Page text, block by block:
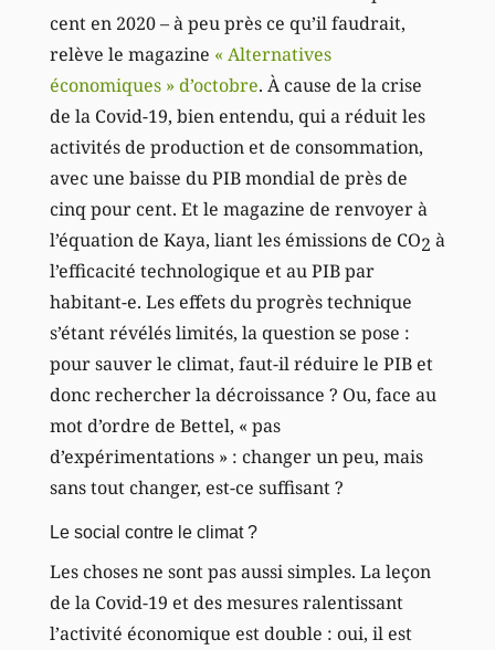
cent en 2020 – à peu près ce qu’il faudrait,
relève le magazine « Alternatives
économiques » d’octobre. À cause de la crise
de la Covid-19, bien entendu, qui a réduit les
activités de production et de consommation,
avec une baisse du PIB mondial de près de
cinq pour cent. Et le magazine de renvoyer à
l’équation de Kaya, liant les émissions de CO2 à
l’efficacité technologique et au PIB par
habitant-e. Les effets du progrès technique
s’étant révélés limités, la question se pose :
pour sauver le climat, faut-il réduire le PIB et
donc rechercher la décroissance ? Ou, face au
mot d’ordre de Bettel, « pas
d’expérimentations » : changer un peu, mais
sans tout changer, est-ce suffisant ?
Le social contre le climat ?
Les choses ne sont pas aussi simples. La leçon
de la Covid-19 et des mesures ralentissant
l’activité économique est double : oui, il est